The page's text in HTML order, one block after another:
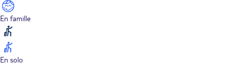
En famille
En solo